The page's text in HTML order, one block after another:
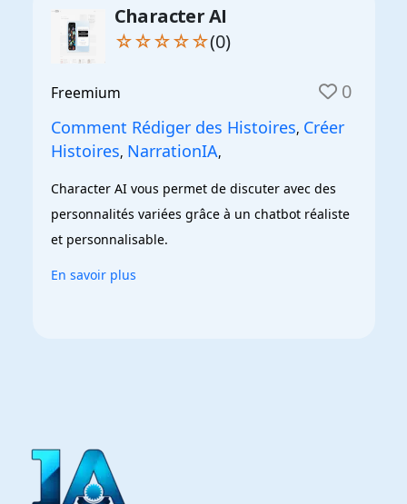
Character AI
☆☆☆☆☆(0)
Freemium 0
Comment Rédiger des Histoires, Créer
Histoires, NarrationIA,
Character AI vous permet de discuter avec des
personnalités variées grâce à un chatbot réaliste
et personnalisable.
En savoir plus